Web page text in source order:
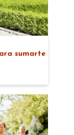
sumarte